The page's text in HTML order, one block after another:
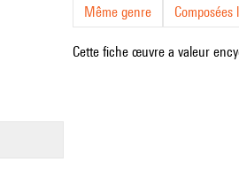
Même genre
Cette fiche œuvre a valeur